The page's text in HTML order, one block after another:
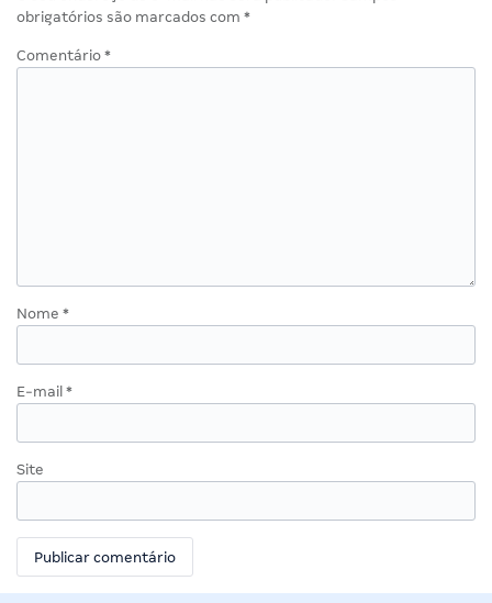
obrigatórios são marcados com *
Comentário *
Nome *
E-mail *
Site